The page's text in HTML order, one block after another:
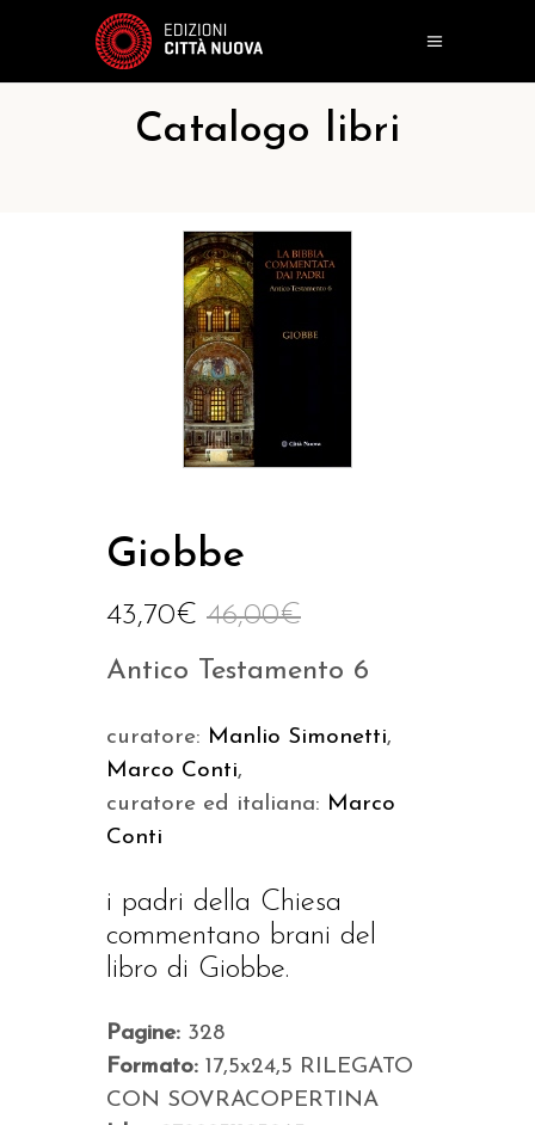
Catalogo libri
Giobbe
46,00€
43,70€
Antico Testamento 6
curatore: Manlio Simonetti,
Marco Conti,
curatore ed italiana: Marco
Conti
i padri della Chiesa
commentano brani del
libro di Giobbe.
Pagine: 328
Formato: 17,5x24,5 RILEGATO
CON SOVRACOPERTINA